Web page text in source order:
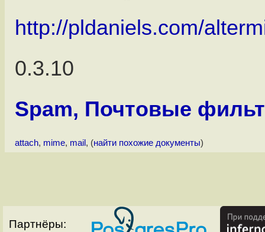
http://pldaniels.com/
0.3.10
Spam, Почтовые
attach, mime, mail , (найти похожие документы)
Партнёры: